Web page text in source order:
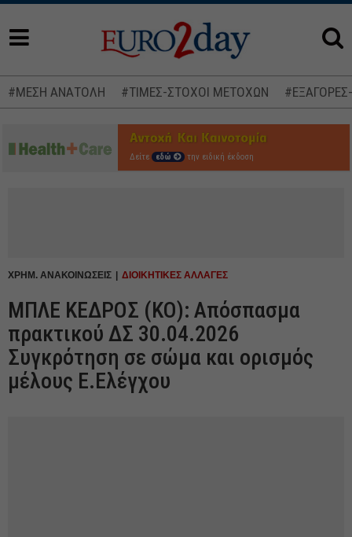
#ΜΕΣΗ ΑΝΑΤΟΛΗ #ΤΙΜΕΣ-ΣΤΟΧΟΙ ΜΕΤΟΧΩΝ
Δείτε εδώ την ειδική έκδοση
ΧΡΗΜ. ΑΝΑΚΟΙΝΩΣΕΙΣ ΔΙΟΙΚΗΤΙΚΕΣ ΑΛΛΑΓΕΣ
ΜΠΛΕ ΚΕΔΡΟΣ (ΚΟ): Απόσπασμα
πρακτικού ΔΣ 30.04.2026
Συγκρότηση σε σώμα και ορισμός
μέλους Ε.Ελέγχου